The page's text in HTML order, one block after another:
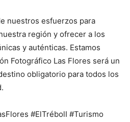
nuestros esfuerzos para
región y ofrecer a los
y auténticas. Estamos
Fotográfico Las Flores será un
obligatorio para todos los
#ElTrébolI #Turismo